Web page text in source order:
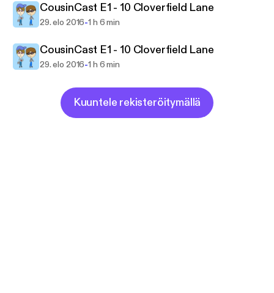
CousinCast E1 - 10 Cloverfield Lane
29. elo 2016-1 h 6 min
CousinCast E1 - 10 Cloverfield Lane
29. elo 2016-1 h 6 min
Kuuntele rekisteröitymällä